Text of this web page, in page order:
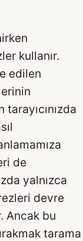
kullanır.
edilen
de
yalnızca
devre
Ancak bu
tarama